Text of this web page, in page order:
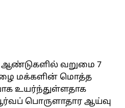
ஆண்டுகளில் வறுமை 7
மக்களின் மொத்த
உயர்ந்துள்ளதாக
பொருளாதார ஆய்வு